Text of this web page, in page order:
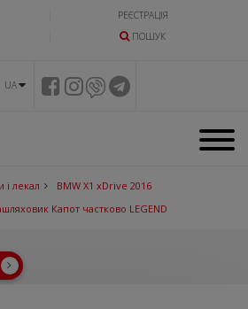
РЕЄСТРАЦІЯ
ПОШУК
і лекал
BMW X1 xDrive 2016
Капот частково LEGEND